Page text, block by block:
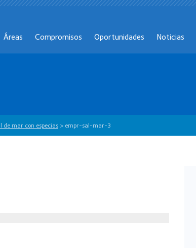
Áreas Compromisos Oportunidades Noticias
mar con especias> empr-sal-mar-3